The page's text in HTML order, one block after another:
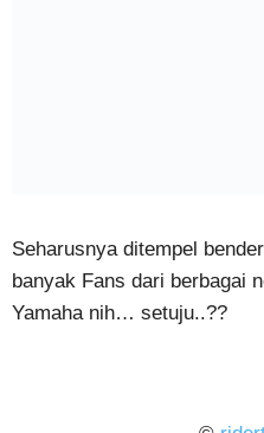
Seharusnya ditempel
banyak Fans dari berbagai
Yamaha nih… setuju..??